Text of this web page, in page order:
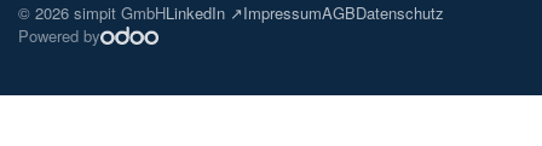
© 2026 simpit GmbHLinkedIn ↗ImpressumAGBDatenschutz
Powered by